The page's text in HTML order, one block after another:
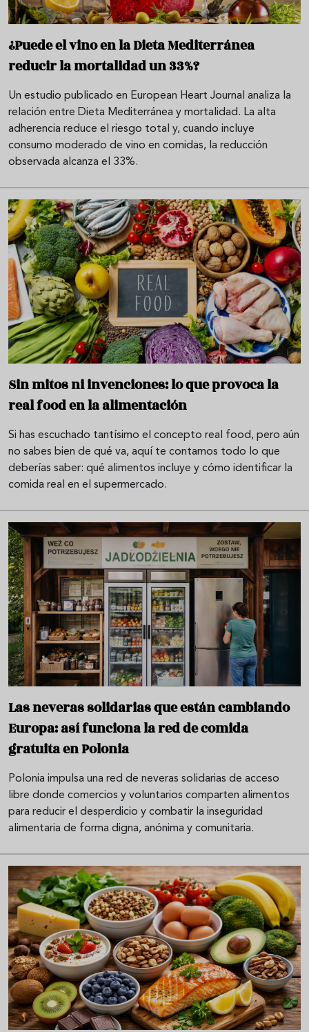
¿Puede el vino en la Dieta Mediterránea
reducir la mortalidad un 33%?
Un estudio publicado en European Heart Journal analiza la
relación entre Dieta Mediterránea y mortalidad. La alta
adherencia reduce el riesgo total y, cuando incluye
consumo moderado de vino en comidas, la reducción
observada alcanza el 33%.
Sin mitos ni invenciones: lo que provoca la
real food en la alimentación
Si has escuchado tantísimo el concepto real food, pero aún
no sabes bien de qué va, aquí te contamos todo lo que
deberías saber: qué alimentos incluye y cómo identificar la
comida real en el supermercado.
Las neveras solidarias que están cambiando
Europa: así funciona la red de comida
gratuita en Polonia
Polonia impulsa una red de neveras solidarias de acceso
libre donde comercios y voluntarios comparten alimentos
para reducir el desperdicio y combatir la inseguridad
alimentaria de forma digna, anónima y comunitaria.